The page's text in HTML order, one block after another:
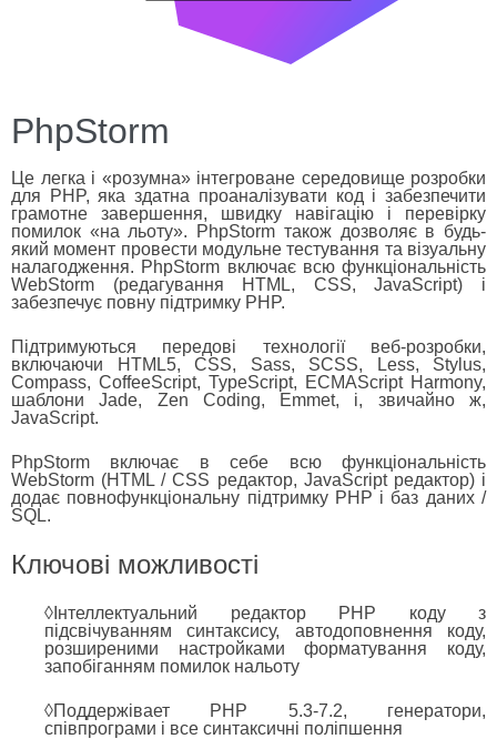
PhpStorm
Це легка і «розумна» інтегроване середовище розробки
для PHP, яка здатна проаналізувати код і забезпечити
грамотне завершення, швидку навігацію і перевірку
помилок «на льоту». PhpStorm також дозволяє в будь-
який момент провести модульне тестування та візуальну
налагодження. PhpStorm включає всю функціональність
WebStorm (редагування HTML, CSS, JavaScript) і
забезпечує повну підтримку PHP.
Підтримуються передові технології веб-розробки,
включаючи HTML5, CSS, Sass, SCSS, Less, Stylus,
Compass, CoffeeScript, TypeScript, ECMAScript Harmony,
шаблони Jade, Zen Coding, Emmet, і, звичайно ж,
JavaScript.
PhpStorm включає в себе всю функціональність
WebStorm (HTML / CSS редактор, JavaScript редактор) і
додає повнофункціональну підтримку PHP і баз даних /
SQL.
Ключові можливості
◊Інтеллектуальний редактор PHP коду з
підсвічуванням синтаксису, автодоповнення коду,
розширеними настройками форматування коду,
запобіганням помилок нальоту
◊Поддержівает PHP 5.3-7.2, генератори,
співпрограми і все синтаксичні поліпшення